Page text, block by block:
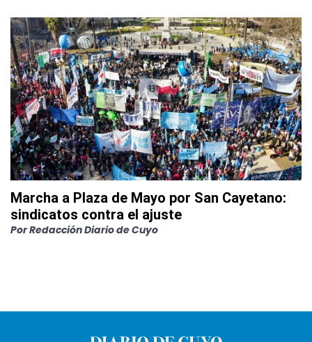
Marcha a Plaza de Mayo por San Cayetano:
sindicatos contra el ajuste
PorRedacción Diario de Cuyo